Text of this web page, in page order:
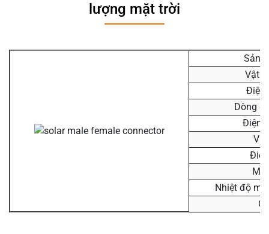
lượng mặt trời
Sản
Vật
Điện
Dòng
Điện
Nhiệt độ